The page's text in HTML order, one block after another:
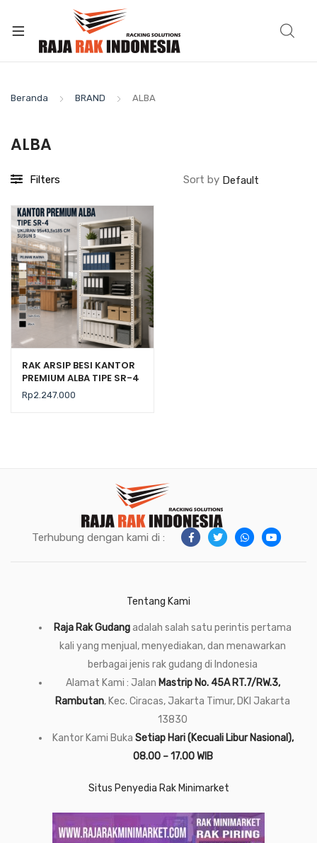
Beranda BRAND ALBA
ALBA
Filters Sort by
RAK ARSIP BESI KANTOR
PREMIUM ALBA TIPE SR-4
SUSUN 5, UKURAN
95×43,5×185 CM
Rp2.247.000
Terhubung dengan kami di :
Tentang Kami
Raja Rak Gudangadalah salah satu perintis pertama
kali yang menjual, menyediakan, dan menawarkan
berbagai jenis rak gudang di Indonesia
Alamat Kami : Jalan Mastrip No. 45A RT.7/RW.3,
Rambutan, Kec. Ciracas, Jakarta Timur, DKI Jakarta
13830
Kantor Kami Buka Setiap Hari (Kecuali Libur Nasional),
08.00 – 17.00 WIB
Situs Penyedia Rak Minimarket